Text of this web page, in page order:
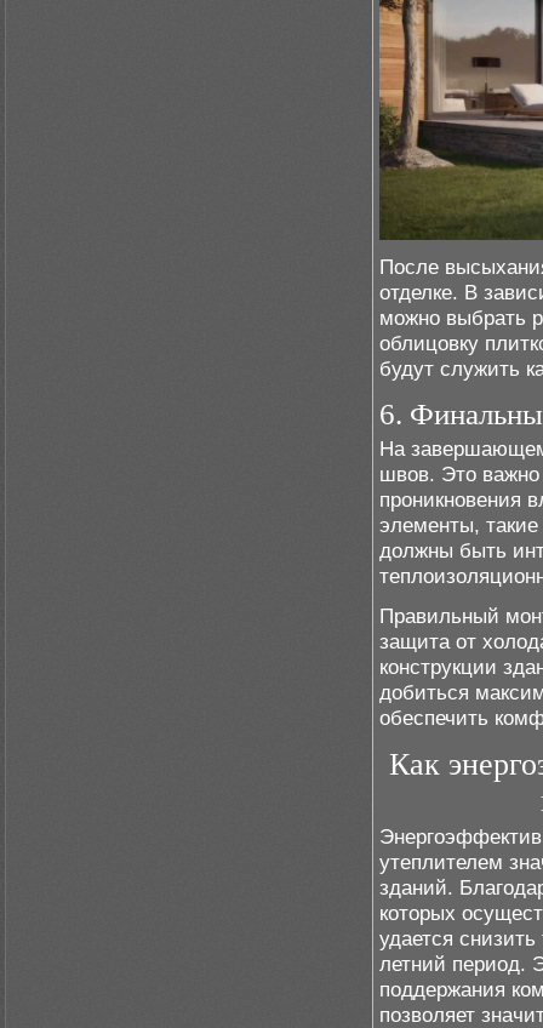
После
отделке. В
можно выбрать
облицовку
будут служить
6.
На
швов. Это
проникновения
элементы,
должны быть
Правильный
защита от
конструкции
добиться
обеспечить
Как
утеплителем
зданий.
которых
удается
летний период.
поддержания
позволяет